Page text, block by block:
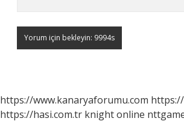
https://www.kanaryaforumu.com
https://hasi.com.tr knight online